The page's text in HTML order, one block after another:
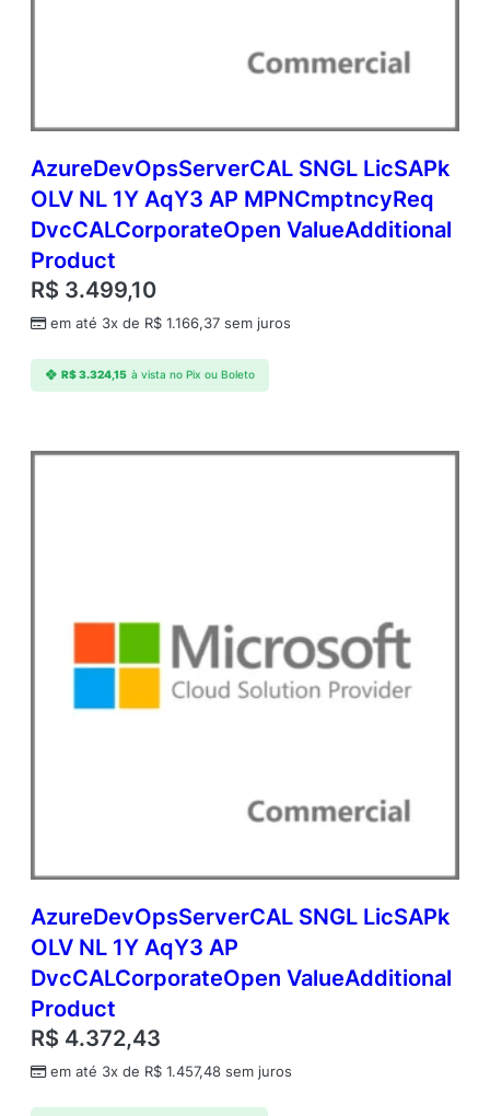
AzureDevOpsServerCAL SNGL LicSAPk
OLV NL 1Y AqY3 AP MPNCmptncyReq
DvcCALCorporateOpen ValueAdditional
Product
R$ 3.499,10
em até 3x de R$ 1.166,37 sem juros
R$3.324,15 à vista no Pix ou Boleto
AzureDevOpsServerCAL SNGL LicSAPk
OLV NL 1Y AqY3 AP
DvcCALCorporateOpen ValueAdditional
Product
R$ 4.372,43
em até 3x de R$ 1.457,48 sem juros